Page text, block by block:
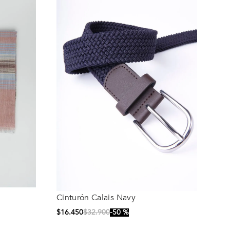
Cinturón Calais Navy
$16.450$32.900 50 %
Talla
90